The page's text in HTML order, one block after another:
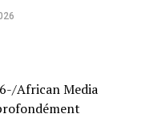
African Media